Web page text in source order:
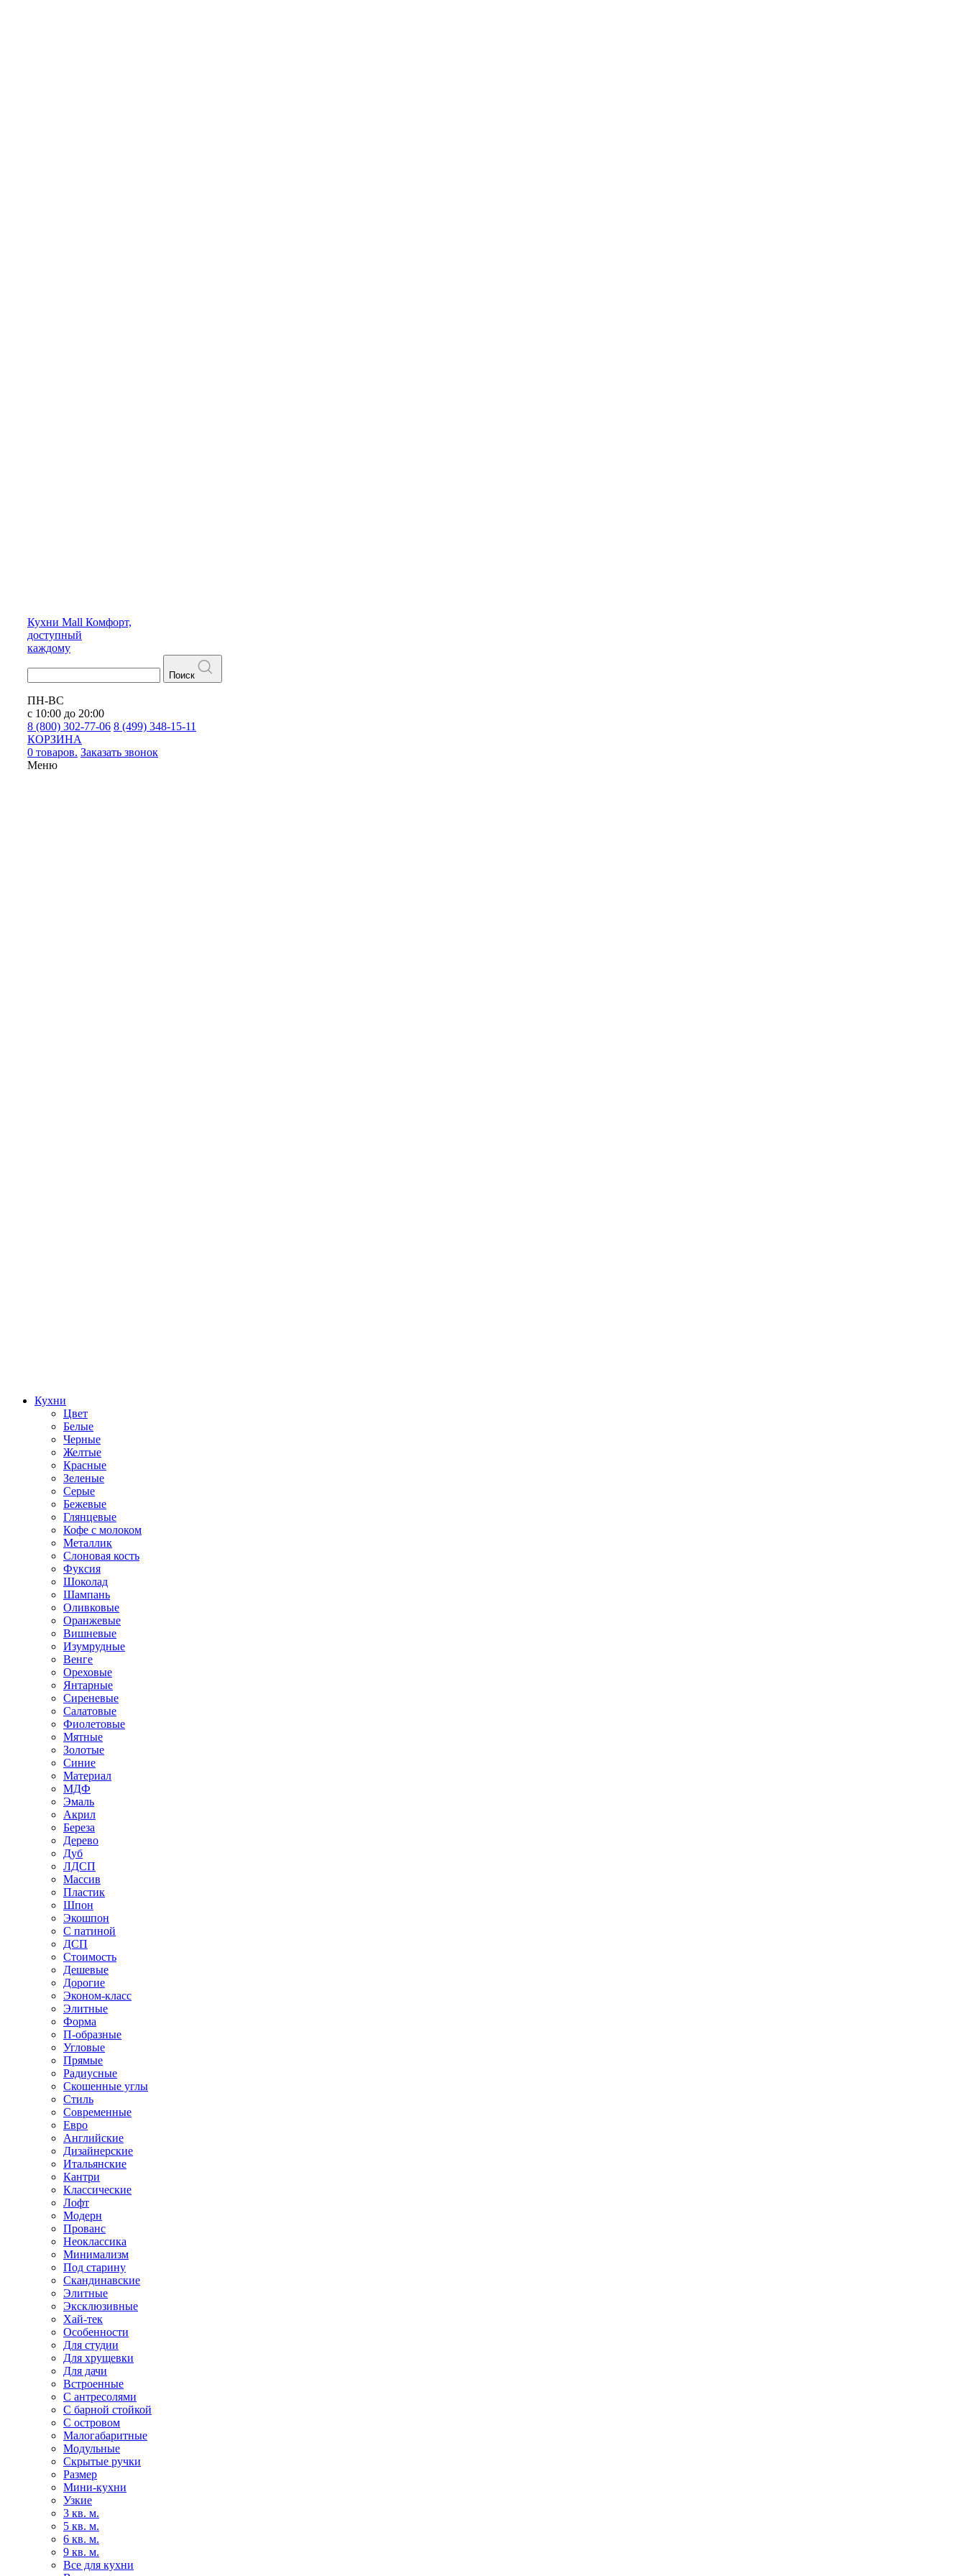
Кухни Mall Комфорт,
доступный
каждому
Поиск
ПН-ВС
с 10:00 до 20:00
8 (800) 302-77-06 8 (499) 348-15-11
КОРЗИНА
0 товаров. Заказать звонок
Меню
Кухни
Цвет
Белые
Черные
Желтые
Красные
Зеленые
Серые
Бежевые
Глянцевые
Кофе с молоком
Металлик
Слоновая кость
Фуксия
Шоколад
Шампань
Оливковые
Оранжевые
Вишневые
Изумрудные
Венге
Ореховые
Янтарные
Сиреневые
Салатовые
Фиолетовые
Мятные
Золотые
Синие
Материал
МДФ
Эмаль
Акрил
Береза
Дерево
Дуб
ЛДСП
Массив
Пластик
Шпон
Экошпон
С патиной
ДСП
Стоимость
Дешевые
Дорогие
Эконом-класс
Элитные
Форма
П-образные
Угловые
Прямые
Радиусные
Скошенные углы
Стиль
Современные
Евро
Английские
Дизайнерские
Итальянские
Кантри
Классические
Лофт
Модерн
Прованс
Неоклассика
Минимализм
Под старину
Скандинавские
Элитные
Эксклюзивные
Хай-тек
Особенности
Для студии
Для хрущевки
Для дачи
Встроенные
С антресолями
С барной стойкой
С островом
Малогабаритные
Модульные
Скрытые ручки
Размер
Мини-кухни
Узкие
3 кв. м.
5 кв. м.
6 кв. м.
9 кв. м.
Все для кухни